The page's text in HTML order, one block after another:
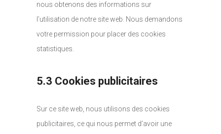
nous obtenons des informations sur
l’utilisation de notre site web. Nous demandons
votre permission pour placer des cookies
statistiques.
5.3 Cookies publicitaires
Sur ce site web, nous utilisons des cookies
publicitaires, ce qui nous permet d’avoir une